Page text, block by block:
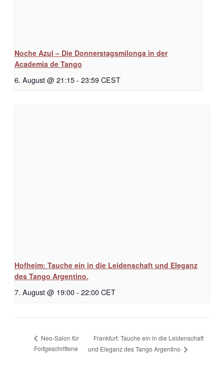
Noche Azul – Die Donnerstagsmilonga in der
Academia de Tango
6. August @ 21:15- 23:59CEST
Hofheim: Tauche ein in die Leidenschaft und Eleganz
des Tango Argentino.
7. August @ 19:00- 22:00CET
Neo-Salon für
Fortgeschrittene
Frankfurt: Tauche ein in die Leidenschaft
und Eleganz des Tango Argentino